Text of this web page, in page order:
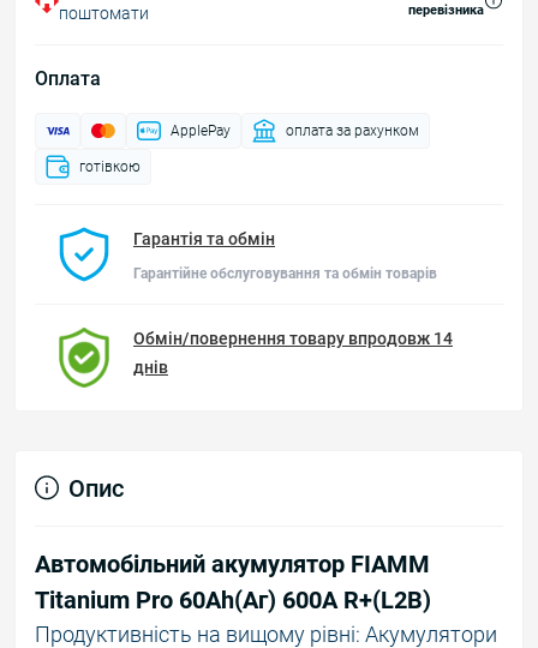
поштомати
перевізника
Оплата
ApplePay оплата за рахунком
готівкою
Гарантія та обмін
Гарантійне обслуговування та обмін товарів
Обмін/повернення товару впродовж 14
днів
Опис
Автомобільний акумулятор FIAMM
Titanium Pro 60Аh(Аг) 600А R+(L2B)
Продуктивність на вищому рівні: Акумулятори